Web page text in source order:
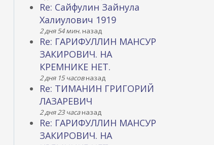
Re: Сайфулин Зайнула
Халиулович 1919
2 дня 54 мин.назад
Re: ГАРИФУЛЛИН МАНСУР
ЗАКИРОВИЧ. НА
КРЕМНИКЕ НЕТ.
2 дня 15 часовназад
Re: ТИМАНИН ГРИГОРИЙ
ЛАЗАРЕВИЧ
2 дня 23 часаназад
Re: ГАРИФУЛЛИН МАНСУР
ЗАКИРОВИЧ. НА